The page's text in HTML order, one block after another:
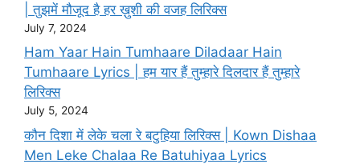
| तुझमें मौजूद है हर ख़ुशी की वजह लिरिक्स
July 7, 2024
Ham Yaar Hain Tumhaare Diladaar Hain
Tumhaare Lyrics | हम यार हैं तुम्हारे दिलदार हैं तुम्हारे
लिरिक्स
July 5, 2024
कौन दिशा में लेके चला रे बटुहिया लिरिक्स | Kown Dishaa
Men Leke Chalaa Re Batuhiyaa Lyrics